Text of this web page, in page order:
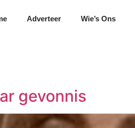
Adverteer Wie’s Ons
gevonnis